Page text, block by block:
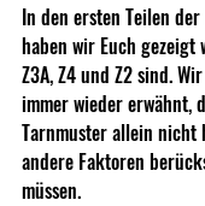
In den ersten Teilen
haben wir Euch gezeigt
Z3A, Z4 und Z2 sind.
immer wieder erwähnt,
Tarnmuster allein nicht
andere Faktoren
müssen.